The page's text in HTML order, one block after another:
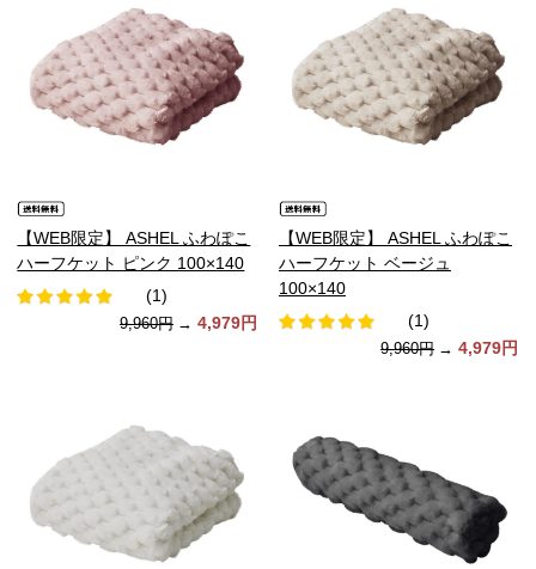
【WEB限定】 ASHEL ふわぽこ
ハーフケット ピンク 100×140
(1)
9,960円 → 4,979円
【WEB限定】 ASHEL ふわぽこ
ハーフケット ベージュ
100×140
(1)
9,960円 → 4,979円